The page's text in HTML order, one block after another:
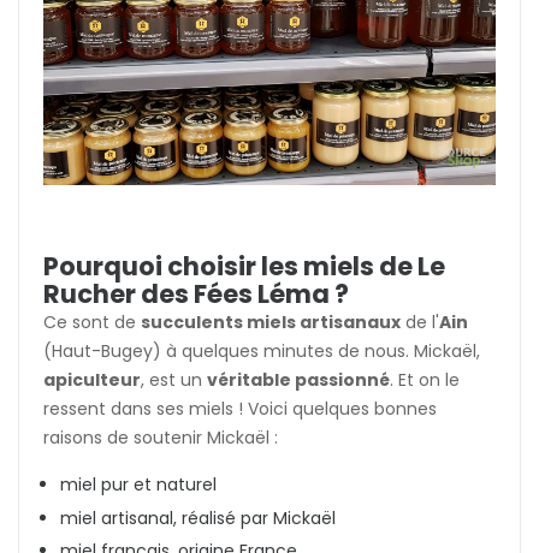
Pourquoi choisir les miels de Le
Rucher des Fées Léma ?
Ce sont de succulents miels artisanaux de l'Ain
(Haut-Bugey) à quelques minutes de nous. Mickaël,
apiculteur, est un véritable passionné. Et on le
ressent dans ses miels ! Voici quelques bonnes
raisons de soutenir Mickaël :
miel pur et naturel
miel artisanal, réalisé par Mickaël